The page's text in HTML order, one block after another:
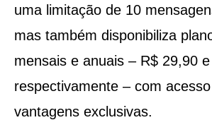
uma limitação de 10
mas também disponibiliza
mensais e anuais – R$ 29,90
respectivamente – com
vantagens exclusivas.